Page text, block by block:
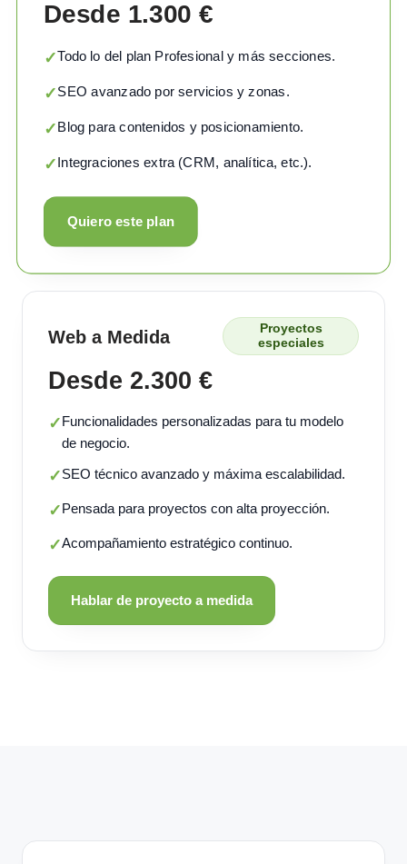
Desde 1.300 €
✓Todo lo del plan Profesional y más secciones.
✓SEO avanzado por servicios y zonas.
✓Blog para contenidos y posicionamiento.
✓Integraciones extra (CRM, analítica, etc.).
Quiero este plan
Web a Medida
Proyectos
especiales
Desde 2.300 €
✓Funcionalidades personalizadas para tu modelo
de negocio.
✓SEO técnico avanzado y máxima escalabilidad.
✓Pensada para proyectos con alta proyección.
✓Acompañamiento estratégico continuo.
Hablar de proyecto a medida